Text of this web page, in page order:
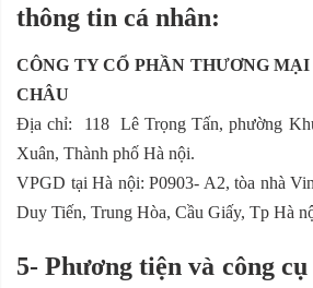
thông tin cá nhân:
CÔNG TY CỔ PHẦN THƯƠNG
CHÂU
Địa chỉ: 118 Lê Trọng Tấn, phường
Xuân, Thành phố Hà nội.
VPGD tại Hà nội: P0903- A2, tòa nhà
Duy Tiến, Trung Hòa, Cầu Giấy, Tp Hà
5- Phương tiện và công